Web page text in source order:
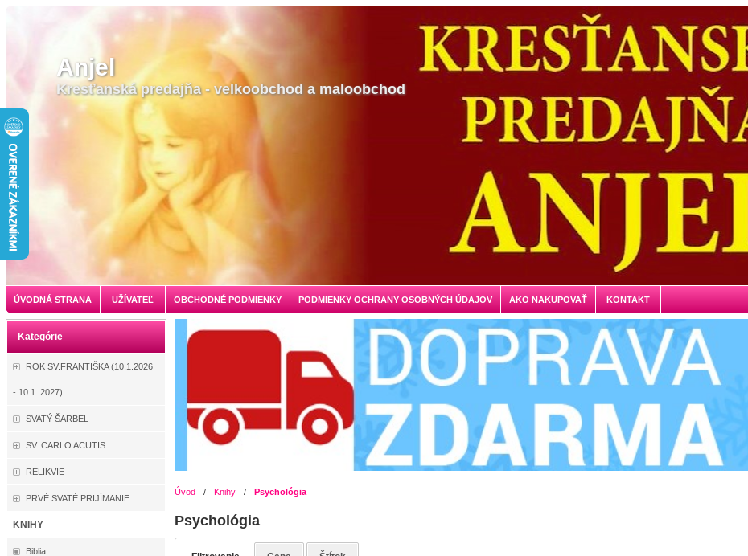
Anjel
Kresťanská predajňa - velkoobchod a maloobchod
ÚVODNÁ STRANA UŽÍVATEĽ OBCHODNÉ PODMIENKY PODMIENKY OCHRANY OSOBNÝCH ÚDAJOV AKO NAKUPOVAŤ KONTAKT
Kategórie
ROK SV.FRANTIŠKA (10.1.2026
- 10.1. 2027)
SVATÝ ŠARBEL
SV. CARLO ACUTIS
RELIKVIE
PRVÉ SVATÉ PRIJÍMANIE
KNIHY
Biblia
Úvod / Knihy / Psychológia
Psychológia